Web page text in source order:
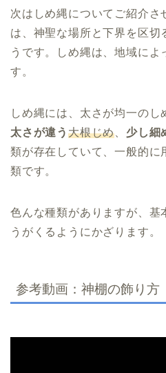
次はしめ縄についてご紹介さ
は、神聖な場所と下界を区切
うです。しめ縄は、地域に
す。
しめ縄には、太さが均一のし
太さが違う 大根じめ 少し細
類が存在していて、一般的に
類です。
色んな種類がありますが、基
うがくるようにかざります。
参考動画：神棚の飾り方